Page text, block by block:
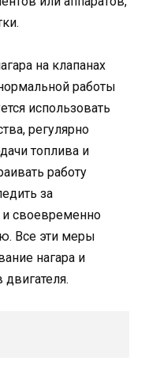
на клапанах
работы
использовать
регулярно
топлива и
работу
за
и своевременно
Все эти меры
нагара и